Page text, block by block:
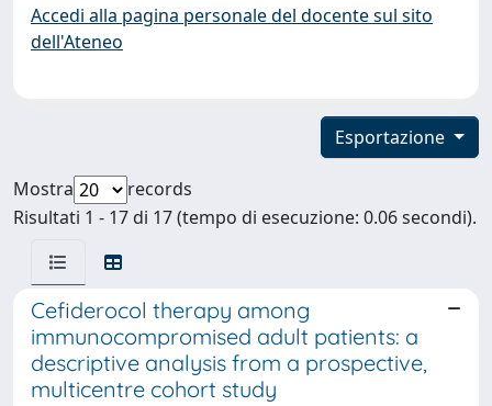
Accedi alla pagina personale del docente sul sito
dell'Ateneo
Esportazione
Mostra
records
Risultati 1 - 17 di 17 (tempo di esecuzione: 0.06 secondi).
Cefiderocol therapy among
immunocompromised adult patients: a
descriptive analysis from a prospective,
multicentre cohort study